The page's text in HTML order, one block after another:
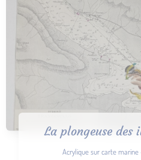
La plongeuse des
Acrylique sur carte